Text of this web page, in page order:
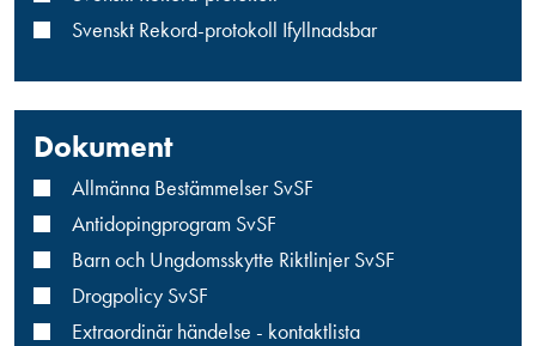
Svenskt Rekord-protokoll Ifyllnadsbar
Dokument
Allmänna Bestämmelser SvSF
Antidopingprogram SvSF
Barn och Ungdomsskytte Riktlinjer SvSF
Drogpolicy SvSF
Extraordinär händelse - kontaktlista